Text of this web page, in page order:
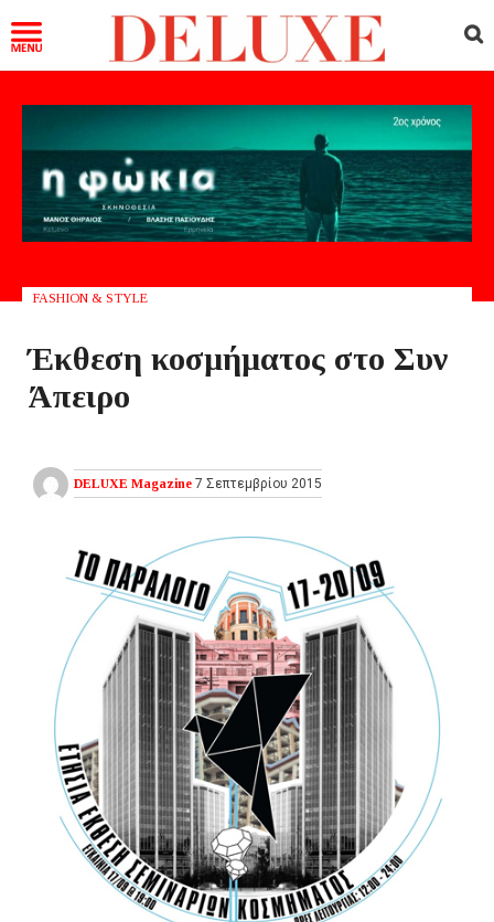
FASHION & STYLE
Έκθεση κοσμήματος στο Συν
Άπειρο
DELUXE Magazine 7 Σεπτεμβρίου 2015